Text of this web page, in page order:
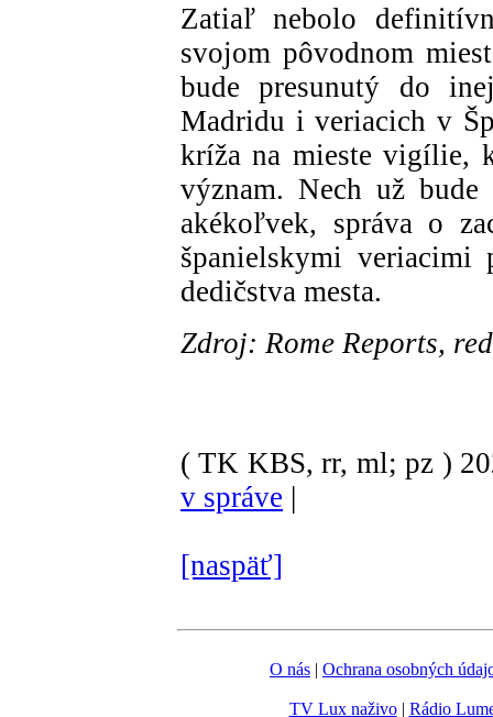
Zatiaľ nebolo
svojom pôvodnom
bude presunutý do
Madridu i veriacich v
kríža na mieste vigílie,
význam. Nech už bude
akékoľvek, správa o
španielskymi veriacimi
dedičstva mesta.
Zdroj: Rome Reports,
( TK KBS, rr, ml; pz )
v správe |
[naspäť]
O nás | Ochrana osobných
TV Lux naživo| Rádio